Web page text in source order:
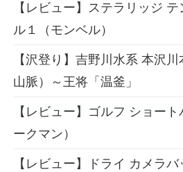
【レビュー】ステラリッジ
ル１（モンベル）
【沢登り】吉野川水系 本沢
山脈）～王将「温釜」
【レビュー】ゴルフ ショー
ークマン）
【レビュー】ドライ カメラ